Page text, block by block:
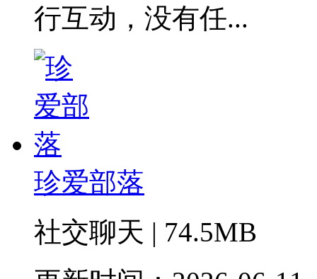
行互动，没有任...
珍爱部落
社交聊天 | 74.5MB